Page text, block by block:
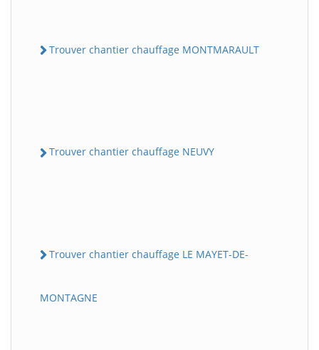
Trouver chantier chauffage MONTMARAULT
Trouver chantier chauffage NEUVY
Trouver chantier chauffage LE MAYET-DE-
MONTAGNE